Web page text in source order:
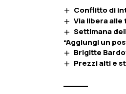
Conflitto di
Via libera
Settimana
“Aggiungi un
Brigitte
Prezzi alti e